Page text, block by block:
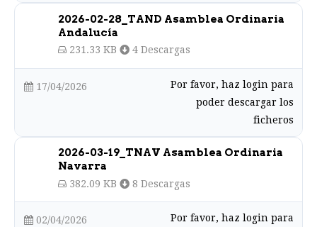
2026-02-28_TAND Asamblea Ordinaria
Andalucía
231.33 KB 4 Descargas
17/04/2026
Por favor, haz login para
poder descargar los
ficheros
2026-03-19_TNAV Asamblea Ordinaria
Navarra
382.09 KB 8 Descargas
02/04/2026
Por favor, haz login para